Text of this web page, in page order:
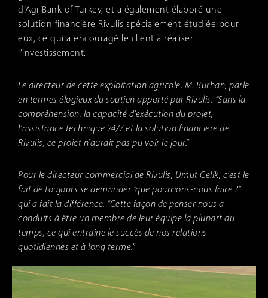
d’AgriBank of Turkey, et a également élaboré une
solution financière Rivulis spécialement étudiée pour
eux, ce qui a encouragé le client à réaliser
l’investissement.
Le directeur de cette exploitation agricole, M. Burhan, parle
en termes élogieux du soutien apporté par Rivulis. “Sans la
compréhension, la capacité d’exécution du projet,
l’assistance technique 24/7 et la solution financière de
Rivulis, ce projet n’aurait pas pu voir le jour.”
Pour le directeur commercial de Rivulis, Umut Celik, c’est le
fait de toujours se demander “que pourrions-nous faire ?”
qui a fait la différence. “Cette façon de penser nous a
conduits à être un membre de leur équipe la plupart du
temps, ce qui entraîne le succès de nos relations
quotidiennes et à long terme.”